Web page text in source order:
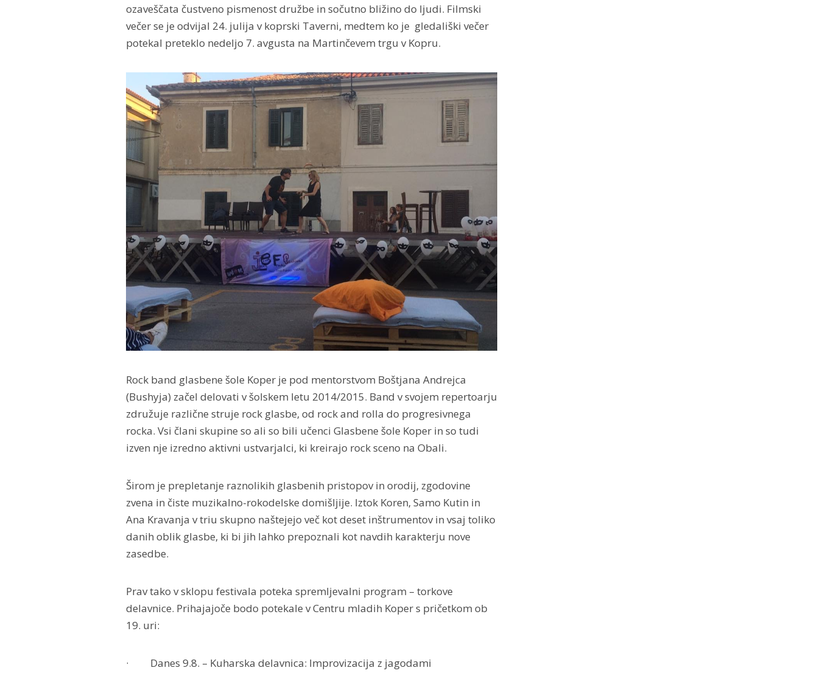
ozaveščata čustveno pismenost družbe in sočutno bližino do ljudi. Filmski
večer se je odvijal 24. julija v koprski Taverni, medtem ko je gledališki večer
potekal preteklo nedeljo 7. avgusta na Martinčevem trgu v Kopru.
Rock band glasbene šole Koper je pod mentorstvom Boštjana Andrejca
(Bushyja) začel delovati v šolskem letu 2014/2015. Band v svojem repertoarju
združuje različne struje rock glasbe, od rock and rolla do progresivnega
rocka. Vsi člani skupine so ali so bili učenci Glasbene šole Koper in so tudi
izven nje izredno aktivni ustvarjalci, ki kreirajo rock sceno na Obali.
Širom je prepletanje raznolikih glasbenih pristopov in orodij, zgodovine
zvena in čiste muzikalno-rokodelske domišljije. Iztok Koren, Samo Kutin in
Ana Kravanja v triu skupno naštejejo več kot deset inštrumentov in vsaj toliko
danih oblik glasbe, ki bi jih lahko prepoznali kot navdih karakterju nove
zasedbe.
Prav tako v sklopu festivala poteka spremljevalni program – torkove
delavnice. Prihajajoče bodo potekale v Centru mladih Koper s pričetkom ob
19. uri:
· Danes 9.8. – Kuharska delavnica: Improvizacija z jagodami